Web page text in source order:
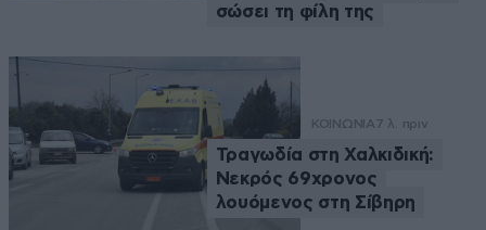
σώσει τη φίλη της
ΚΟΙΝΩΝΙΑ7 λ. πριν
Τραγωδία στη Χαλκιδική:
Νεκρός 69χρονος
λουόμενος στη Σίβηρη